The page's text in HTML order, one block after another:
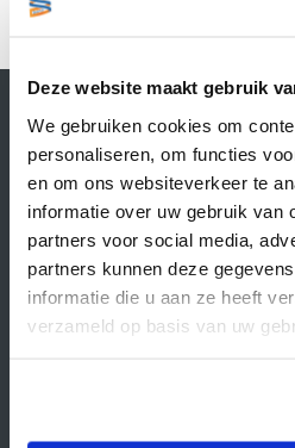
Deze website maakt gebruik
We gebruiken cookies om
personaliseren, om functies
en om ons websiteverkeer te
informatie over uw gebruik van
partners voor social media,
partners kunnen deze
informatie die u aan ze heeft
verzameld op basis van uw
Contactgegevens
Supply Service B.V.
Nijverheidsstraat 25-K
3861 RJ Nijkerk
info@supplyservice.nl
+31 33 468 13 42
KvK nummer: 66384737